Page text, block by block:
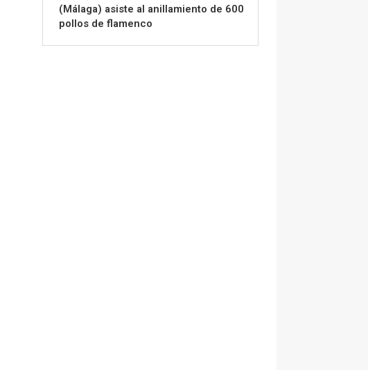
(Málaga) asiste al anillamiento de 600
pollos de flamenco